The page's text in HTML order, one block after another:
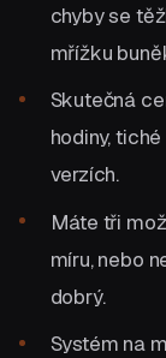
chyby se
mřížku
Skutečná
hodiny,
verzích.
Máte tři
míru, nebo
dobrý.
Systém na